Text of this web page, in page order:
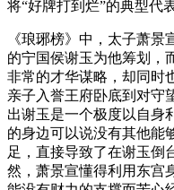
将“好牌打到烂”的典型代表
《琅琊榜》中，太子萧
的宁国侯谢玉为他筹划，
非常的才华谋略，却同时
亲子入誉王府卧底到对守
出谢玉是一个极度以自身
的身边可以说没有其他能
足，直接导致了在谢玉倒
然，萧景宣懂得利用东宫